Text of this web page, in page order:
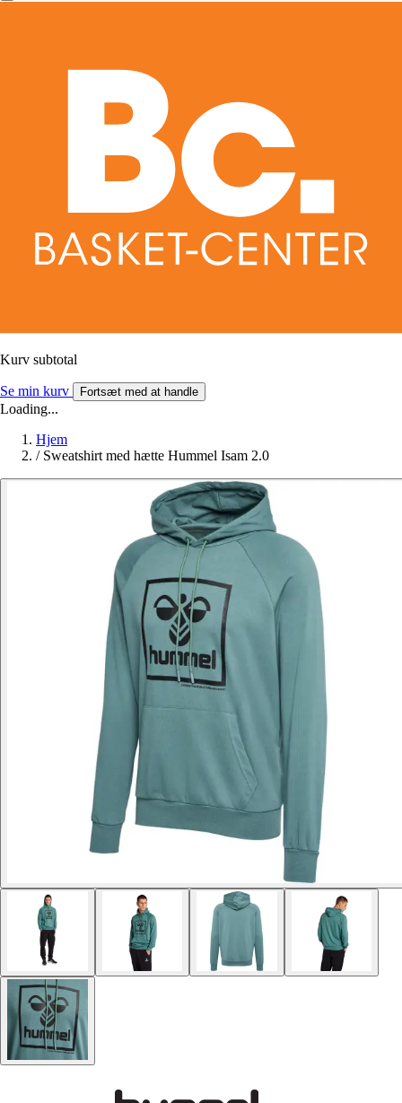
Kurv subtotal
Se min kurv Fortsæt med at handle
Loading...
Hjem
/ Sweatshirt med hætte Hummel Isam 2.0